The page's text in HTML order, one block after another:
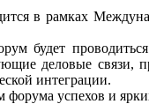
в рамках
проводиться на
деловые
интеграции.
успехов и